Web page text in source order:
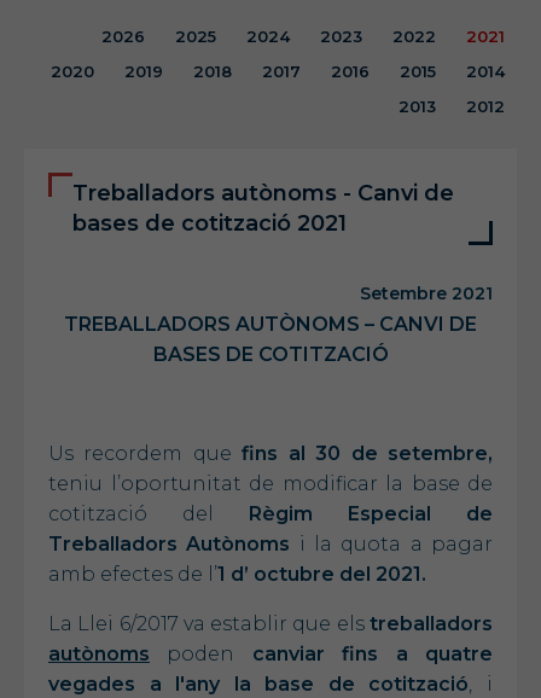
2026 2025 2024 2023 2022
2021
2020
2019 2018 2017 2016 2015
2014
2013
2012
Treballadors autònoms - Canvi de
bases de cotització 2021
Setembre 2021
TREBALLADORS AUTÒNOMS – CANVI DE
BASES DE COTITZACIÓ
Us recordem quefins al 30 de setembre,
teniu l’oportunitat de modificar la base de
cotització del
Règim Especial de
Treballadors Autònoms i la quota a pagar
amb efectes de l’1 d’ octubre del 2021.
La Llei 6/2017 va establir que els treballadors
autònoms poden canviar fins a quatre
vegades a l'any la
base de cotització, i